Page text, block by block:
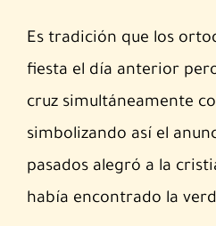
Es tradición que los
fiesta el día anterior
cruz simultáneamente
simbolizando así el
pasados alegró a la
había encontrado la